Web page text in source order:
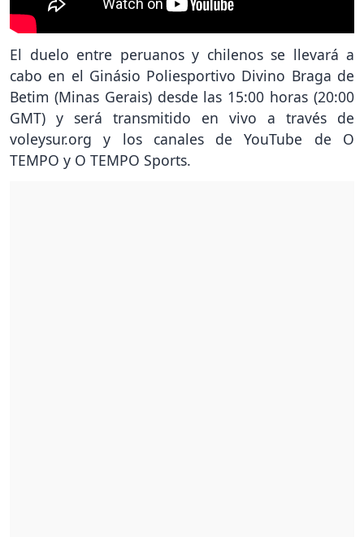
El duelo entre peruanos y chilenos se llevará a
cabo en el Ginásio Poliesportivo Divino Braga de
Betim (Minas Gerais) desde las 15:00 horas (20:00
GMT) y será transmitido en vivo a través de
voleysur.org y los canales de YouTube de O
TEMPO y O TEMPO Sports.